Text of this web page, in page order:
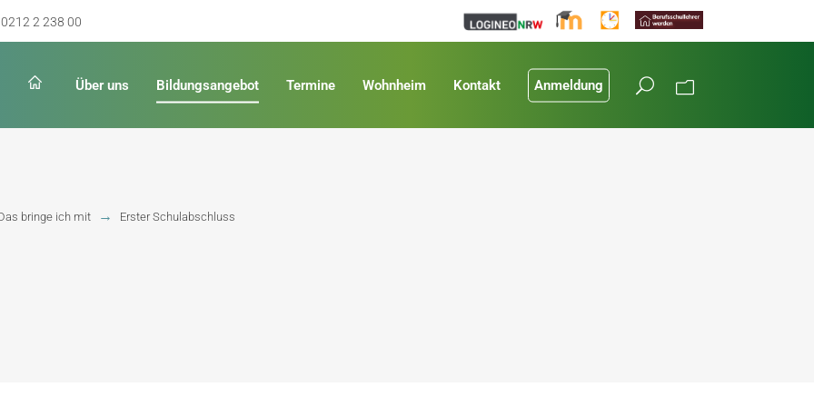
0212 2 238 00
Über uns Bildungsangebot
Keinen Abschluss
Termine Wohnheim Kontakt Anmeldung
bringe ich mit Erster Schulabschluss